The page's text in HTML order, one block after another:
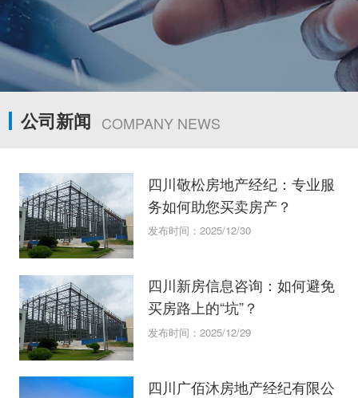
公司新闻 COMPANY NEWS
四川敬松房地产经纪：专业服
务如何助您买卖房产？
发布时间：2025/12/30
四川新房信息咨询：如何避免
买房路上的“坑”？
发布时间：2025/12/29
四川广佰沐房地产经纪有限公